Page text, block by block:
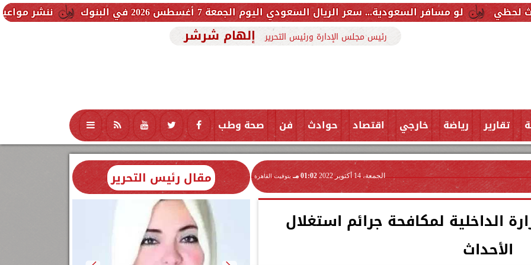
ننشر مواعيد القطارات السعودية... سعر الريال السعودي اليوم الجمعة 7 أغسطس 2026 في البنوك
رئيس مجلس الإدارة ورئيس التحرير إلهام شرشر
تقارير رياضة خارجي اقتصاد حوادث فن صحة وطب تكنولوجيا منوعات محافظات
الجمعة، 14 أكتوبر 2022 01:02 مـ بتوقيت القاهرة
الداخلية لمكافحة جرائم استغلال
الأحداث
مقال رئيس التحرير